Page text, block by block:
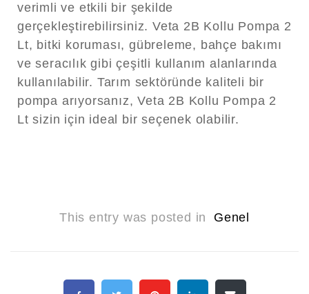
verimli ve etkili bir şekilde
gerçekleştirebilirsiniz. Veta 2B Kollu Pompa 2
Lt, bitki koruması, gübreleme, bahçe bakımı
ve seracılık gibi çeşitli kullanım alanlarında
kullanılabilir. Tarım sektöründe kaliteli bir
pompa arıyorsanız, Veta 2B Kollu Pompa 2
Lt sizin için ideal bir seçenek olabilir.
This entry was posted in Genel